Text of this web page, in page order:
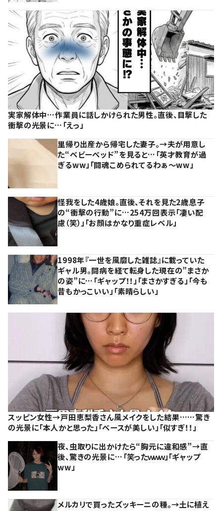
実家解体中…作業員に話しかけられた男性。直後、目撃した
衝撃の光景に…「えっ」
里帰り出産から帰宅した妻子。→夫が用意し
た“ベビーベッド”を見ると…「英才教育が過
ぎるww」「闘魂こめられてるわぁ～ww」
怪我をした4歳娘。直後、それを見た2歳息子
の“衝撃の行動”に…254万回表示「凄い配
慮（笑）」「お顔はかなり重症レベル」
1998年『一世を風靡した雑誌』に載っていた
ギャル男。闘病を経て転身した現在の”まさか
の姿”に…「ギャップ！！」「まさかすぎる」「今も
昔もかっこいい」「素晴らしい」
スッピン女性→戸田恵梨香さん風メイクをした結果……驚き
の光景に「本人かと思った」「ベースが美しい」「似すぎ！！」
夜、虫取りに出かけたら“胸元に違和感”→直
後、驚きの光景に…「笑ったｗｗｗ」「ギャップ
ww」
メルカリで買ったズッキーニの種。→土に植え